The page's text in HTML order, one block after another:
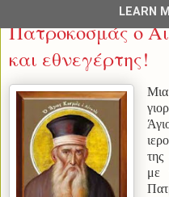
Πέμπτη 24 Αυγούστου 2023
Πατροκοσμάς ο
και εθνεγέρτης!
με
LEARN